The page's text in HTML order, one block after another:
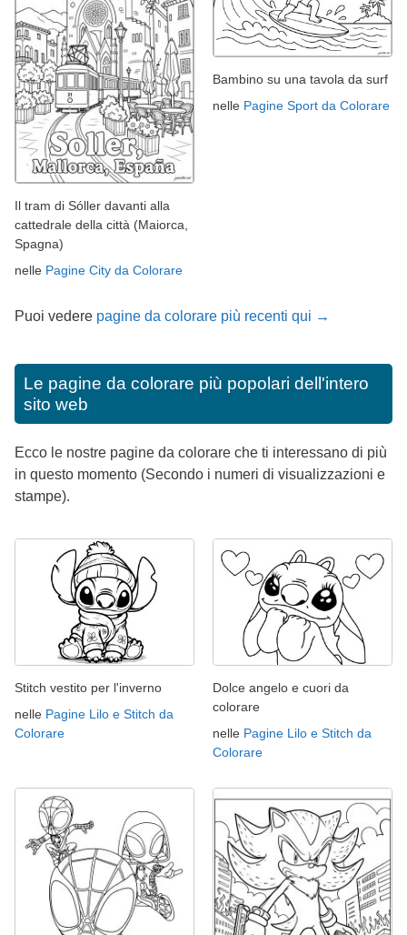
Il tram di Sóller davanti alla
cattedrale della città (Maiorca,
Spagna)
nelle Pagine City da Colorare
Bambino su una tavola da surf
nelle Pagine Sport da Colorare
Puoi vedere pagine da colorare più recenti qui →
Le pagine da colorare più popolari dell'intero
sito web
Ecco le nostre pagine da colorare che ti interessano di più
in questo momento (Secondo i numeri di visualizzazioni e
stampe).
Stitch vestito per l'inverno
nelle Pagine Lilo e Stitch da
Colorare
Dolce angelo e cuori da
colorare
nelle Pagine Lilo e Stitch da
Colorare